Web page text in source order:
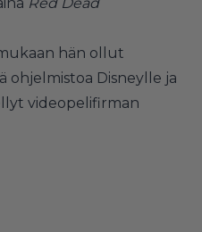
hän ollut
ohjelmistoa Disneylle ja
videopelifirman